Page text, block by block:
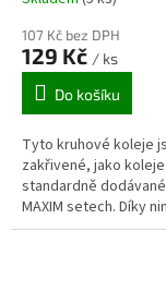
107 Kč bez DPH
129 Kč / ks
Do košíku
Tyto kruhové koleje
zakřivené, jako koleje
standardně
MAXIM setech. Díky
možné utvořit kruh o